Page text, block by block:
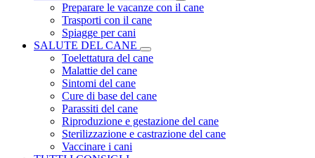
Preparare le vacanze con il cane
Trasporti con il cane
Spiagge per cani
SALUTE DEL CANE
Toelettatura del cane
Malattie del cane
Sintomi del cane
Cure di base del cane
Parassiti del cane
Riproduzione e gestazione del cane
Sterilizzazione e castrazione del cane
Vaccinare i cani